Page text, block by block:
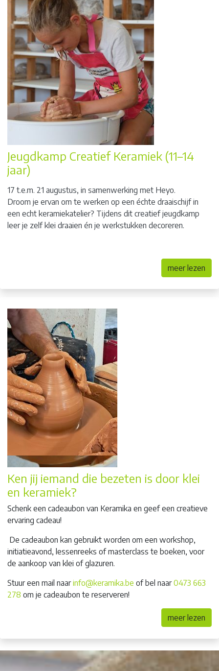
Jeugdkamp Creatief Keramiek (11–14
jaar)
17 t.e.m. 21 augustus, in samenwerking met Heyo.
Droom je ervan om te werken op een échte draaischijf in
een echt keramiekatelier? Tijdens dit creatief jeugdkamp
leer je zelf klei draaien én je werkstukken decoreren.
meer lezen
Ken jij iemand die bezeten is door klei
en keramiek?
Schenk een cadeaubon van Keramika en geef een creatieve
ervaring cadeau!
De cadeaubon kan gebruikt worden om een workshop,
initiatieavond, lessenreeks of masterclass te boeken, voor
de aankoop van klei of glazuren.
Stuur een mail naarinfo@keramika.be of bel naar0473 663
278 om je cadeaubon te reserveren!
meer lezen